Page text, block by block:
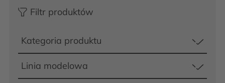
Filtr produktów
Kategoria produktu
Linia modelowa